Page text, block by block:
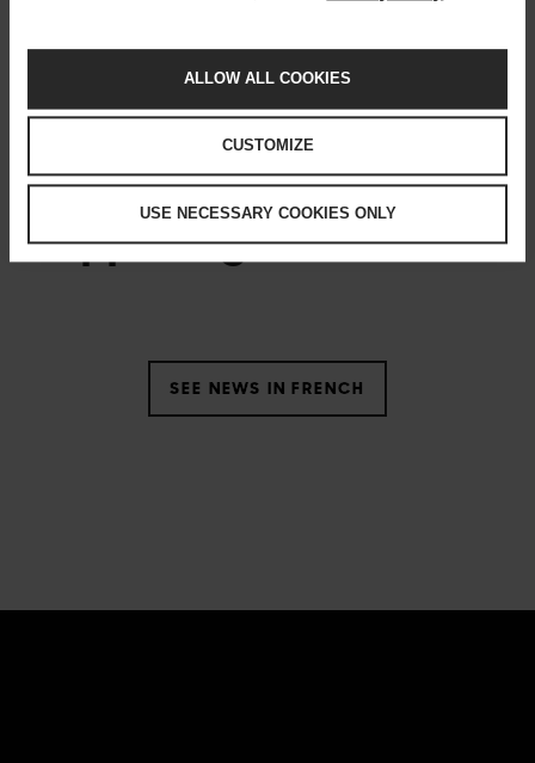
ALLOW ALL COOKIES
CUSTOMIZE
USE NECESSARY COOKIES ONLY
Happening now
SEE NEWS IN FRENCH